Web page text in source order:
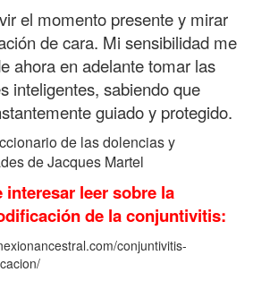
el momento presente y mirar
de cara. Mi sensibilidad me
ahora en adelante tomar las
inteligentes, sabiendo que
guiado y protegido.
de las dolencias y
de Jacques Martel
interesar leer sobre la
de la conjuntivitis:
conjuntivitis-